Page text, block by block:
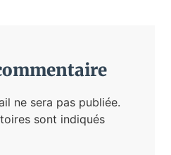
ne sera pas publiée.
sont indiqués